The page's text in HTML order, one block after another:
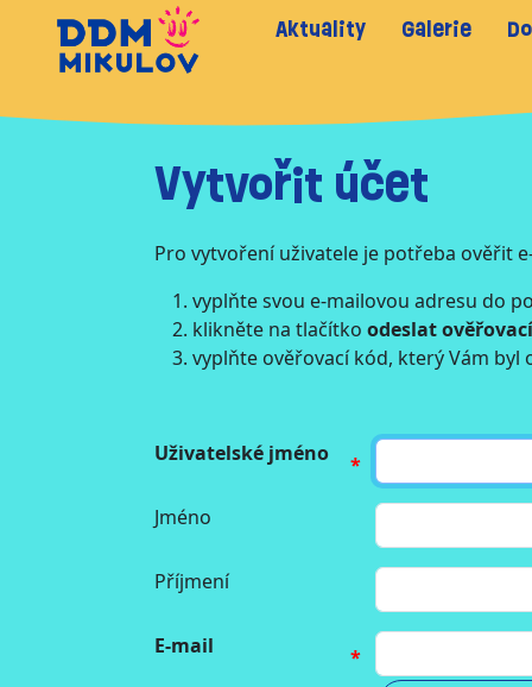
Aktuality Galerie
Vytvořit účet
Pro vytvoření uživatele je potřeba ověřit
vyplňte svou e-mailovou adresu do
klikněte na tlačítko odeslat
vyplňte ověřovací kód, který Vám byl
Uživatelské jméno
Jméno
Příjmení
E-mail